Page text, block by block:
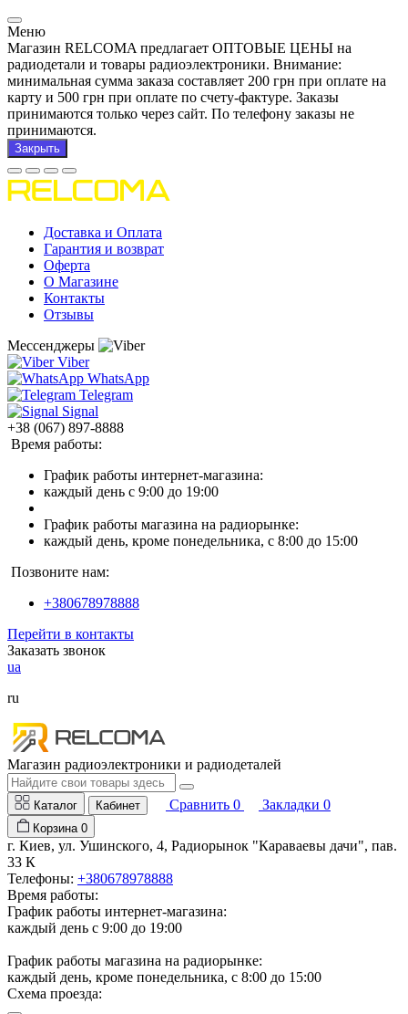
Меню
Магазин RELCOMA предлагает ОПТОВЫЕ ЦЕНЫ на
радиодетали и товары радиоэлектроники. Внимание:
минимальная сумма заказа составляет 200 грн при оплате на
карту и 500 грн при оплате по счету-фактуре. Заказы
принимаются только через сайт. По телефону заказы не
принимаются.
Закрыть
Доставка и Оплата
Гарантия и возврат
Оферта
О Магазине
Контакты
Отзывы
Мессенджеры
Viber
WhatsApp
Telegram
Signal
+38 (067) 897-8888
Время работы:
График работы интернет-магазина:
каждый день с 9:00 до 19:00
График работы магазина на радиорынке:
каждый день, кроме понедельника, с 8:00 до 15:00
Позвоните нам:
+380678978888
Перейти в контакты
Заказать звонок
ua
ru
Магазин радиоэлектроники и радиодеталей
Каталог Кабинет Сравнить 0 Закладки 0
Корзина 0
г. Киев, ул. Ушинского, 4, Радиорынок "Караваевы дачи", пав.
33 К
Телефоны: +380678978888
Время работы:
График работы интернет-магазина:
каждый день с 9:00 до 19:00
График работы магазина на радиорынке:
каждый день, кроме понедельника, с 8:00 до 15:00
Схема проезда: